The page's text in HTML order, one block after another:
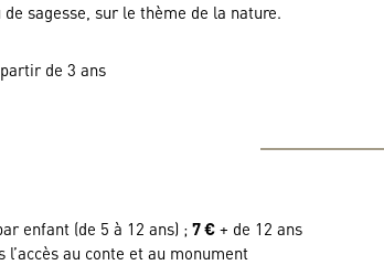
de sagesse, sur le thème de la nature.
de 3 ans
enfant (de 5 à 12 ans) ;7 € + de 12 ans
l’accès au conte et au monument